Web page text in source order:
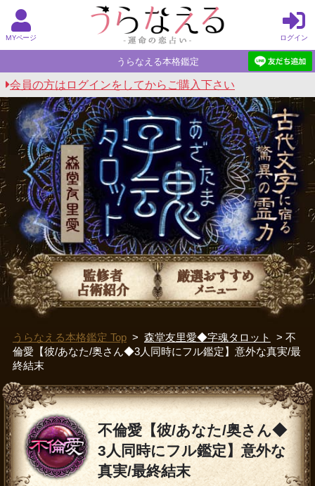
MYページ ログイン
うらなえる本格鑑定
会員の方はログインをしてからご購入下さい
うらなえる本格鑑定 Top> 森堂友里愛◆字魂タロット
> 不
倫愛【彼/あなた/奥さん◆3人同時にフル鑑定】意外な真実/最
終結末
不倫愛【彼/あなた/奥さん◆
3人同時にフル鑑定】意外な
真実/最終結末